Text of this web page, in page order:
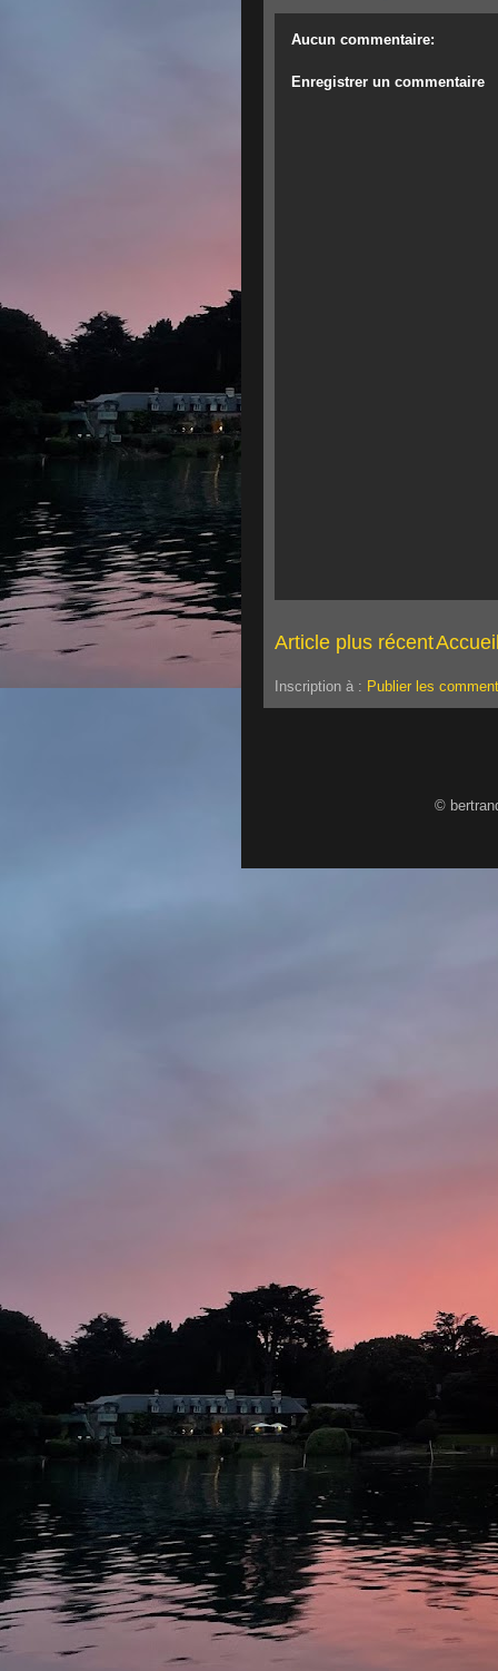
Aucun commentaire:
Enregistrer un commentaire
Article plus récent
Inscription à : Publier les
©